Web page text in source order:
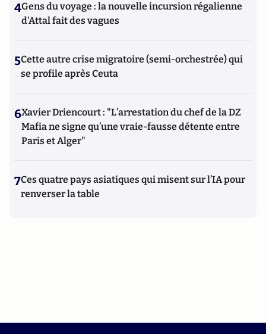
4Gens du voyage : la nouvelle incursion régalienne
d'Attal fait des vagues
5Cette autre crise migratoire (semi-orchestrée) qui
se profile après Ceuta
6Xavier Driencourt : "L’arrestation du chef de la DZ
Mafia ne signe qu’une vraie-fausse détente entre
Paris et Alger"
7Ces quatre pays asiatiques qui misent sur l’IA pour
renverser la table